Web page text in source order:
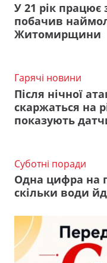
У 21 рік
побачив
Житомирщини
Гарячі новини
Після нічної
скаржаться на
показують
Суботні поради
Одна цифра на
скільки води